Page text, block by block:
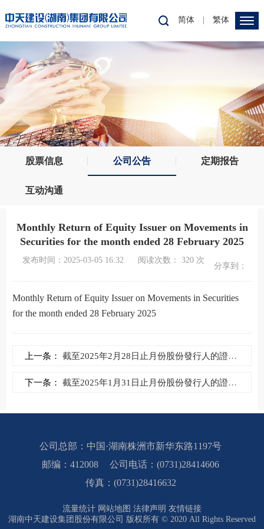
简体 繁体
股票信息 公司公告 定期报告
互动沟通
Monthly Return of Equity Issuer on Movements in
Securities for the month ended 28 February 2025
发布时间：2025-03-05 16:32 阅读次数： 320次
分享到：
Monthly Return of Equity Issuer on Movements in Securities
for the month ended 28 February 2025
上一条： 截至2025年2月28日止月份股份發行人的證券變動...
下一条： 截至2025年1月31日止月份股份發行人的證券變動...
公司总部：中国·湖南株洲市新华东路1197号
邮编：412008
公司电话：(0731)28414606
传真：(0731)28416632
流量统计 网站地图 法律声明 友情链接
湖南中天建设集团股份有限公司 版权所有 © 2020 All Rights Reserved